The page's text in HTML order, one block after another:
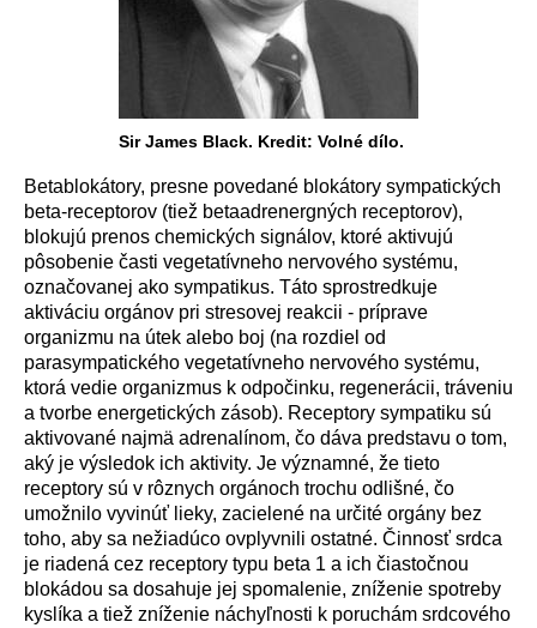
Sir James Black. Kredit: Volné dílo.
Betablokátory, presne povedané blokátory sympatických
beta-receptorov (tiež betaadrenergných receptorov),
blokujú prenos chemických signá lov, ktoré aktivujú
pôsobenie časti vegetatívneho nervového systému,
označovanej ako sympatikus. Táto sprostredkuje
aktiváciu orgánov pri stresovej reakcii - príprave
organizmu na útek alebo boj (na rozdiel od
parasympatického vegetatívneho nervového systému,
ktorá vedie organizmus k odpočinku, regenerácii, tráveniu
a tvorbe energetických zásob). Receptory sympatiku sú
aktivované najmä adrenal ínom, čo dáva predstavu o tom,
aký je výsledok ich aktivity. Je významné, že tieto
receptory sú v rôznych orgánoch trochu odlišné, čo
umožnilo vyvinúť lieky, zacielené na určité orgány bez
toho, aby sa nežiadúco ovplyvnili ostatné. Činnosť srdca
je riadená cez receptory typu beta 1 a ich čiastočnou
blokádou sa dosahuje jej spomalenie, zníženie spotreby
kysl íka a tiež zníženie náchyľnosti k poruchám srdcového